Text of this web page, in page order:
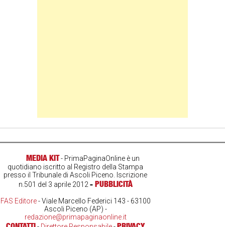
MEDIA KIT- PrimaPaginaOnline è un
quotidiano iscritto al Registro della Stampa
presso il Tribunale di Ascoli Piceno. Iscrizione
n.501 del 3 aprile 2012- PUBBLICITÀ
FAS Editore- Viale Marcello Federici 143 - 63100
Ascoli Piceno (AP) -
redazione@primapaginaonline.it